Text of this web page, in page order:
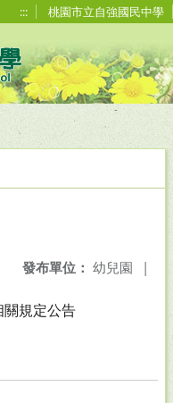
::: 桃園市立自強國民中學
發布單位： 幼兒園 |
關規定公告